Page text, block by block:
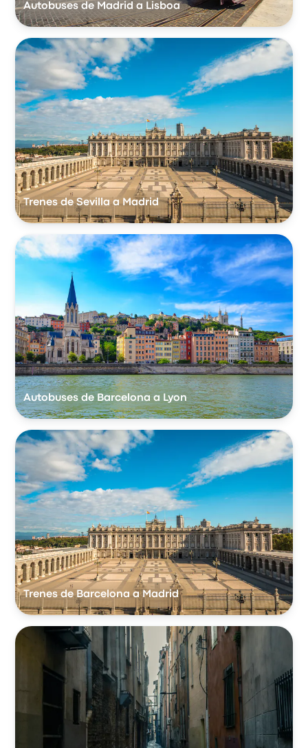
Autobuses de Madrid a Lisboa
Trenes de Sevilla a Madrid
Autobuses de Barcelona a Lyon
Trenes de Barcelona a Madrid